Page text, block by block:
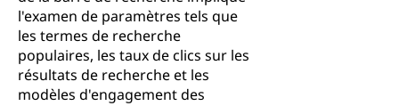
l'examen de paramètres tels que
les termes de recherche
populaires, les taux de clics sur les
résultats de recherche et les
modèles d'engagement des